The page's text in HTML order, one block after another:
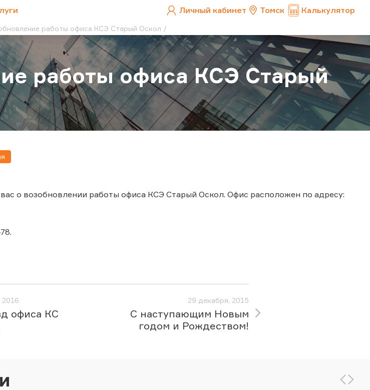
Личный кабинет Томск Калькулятор
работы офиса КСЭ Старый Оскол
работы офиса КСЭ Старый
о возобновлении работы офиса КСЭ Старый Оскол. Офис расположен по адресу:
2016
офиса КС
29 декабря, 2015
С наступающим Новым
годом и Рождеством!